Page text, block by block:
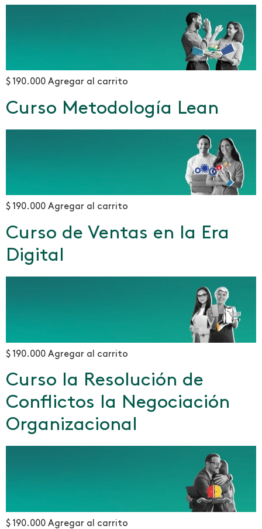
$ 190.000 Agregar al carrito
Curso Metodología Lean
$ 190.000 Agregar al carrito
Curso de Ventas en la Era
Digital
$ 190.000 Agregar al carrito
Curso la Resolución de
Conflictos la Negociación
Organizacional
$ 190.000 Agregar al carrito